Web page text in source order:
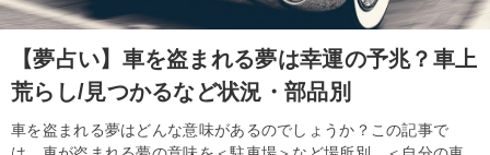
【夢占い】車を盗まれる夢は幸運の予兆？車上
荒らし/見つかるなど状況・部品別
車を盗まれる夢はどんな意味があるのでしょうか？この記事で